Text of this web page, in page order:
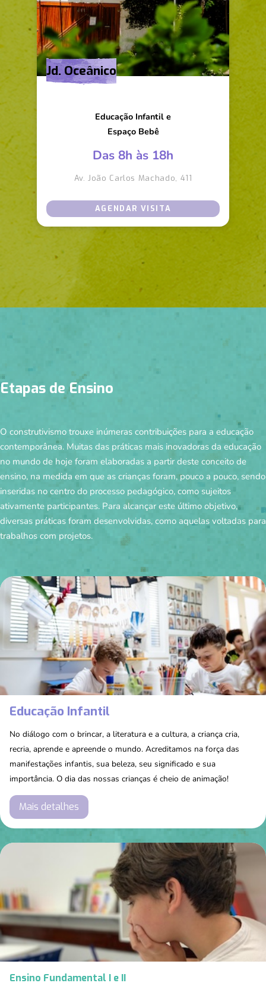
Jd. Oceânico
Educação Infantil e
Espaço Bebê
Das 8h às 18h
Av. João Carlos Machado, 411
AGENDAR VISITA
Etapas de Ensino
O construtivismo trouxe inúmeras contribuições para a educação
contemporânea. Muitas das práticas mais inovadoras da educação
no mundo de hoje foram elaboradas a partir deste conceito de
ensino, na medida em que as crianças foram, pouco a pouco, sendo
inseridas no centro do processo pedagógico, como sujeitos
ativamente participantes. Para alcançar este último objetivo,
diversas práticas foram desenvolvidas, como aquelas voltadas para
trabalhos com projetos.
Educação Infantil
No diálogo com o brincar, a literatura e a cultura, a criança cria,
recria, aprende e apreende o mundo. Acreditamos na força das
manifestações infantis, sua beleza, seu significado e sua
importância. O dia das nossas crianças é cheio de animação!
Mais detalhes
Ensino Fundamental I e II